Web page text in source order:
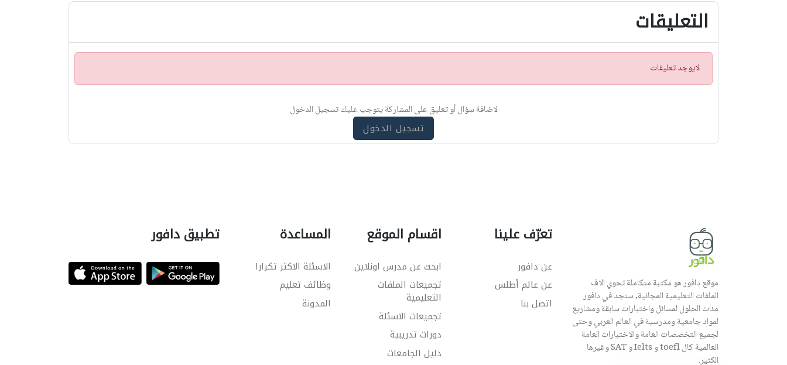
التعليقات
ت
ن
لايوجد تعليقات
لاضافة سؤال أو تعليق على المشاركة يتوجب عليك تسجيل الدخول
تسجيل الدخول
موقع دافور هو مكتبة متكاملة تحوي الاف
الملفات التعليمية المجانية, ستجد في دافور
مئات الحلول لمسائل واختبارات سابقة ومشاريع
لمواد جامعية ومدرسية في العالم العربي وحتى
لجميع التخصصات العامة والاختبارات العامة
العالمية كال toefl و Ielts و SAT وغيرها
الكثير.
تعرّف علينا
عن دافور
عن عالم أطلس
اتصل بنا
اقسام الموقع
ابحث عن مدرس اونلاين
تجميعات الملفات
التعليمية
تجميعات الاسئلة
دورات تدريبية
دليل الجامعات
المساعدة
الاسئلة الاكثر تكرارا
وظائف تعليم
المدونة
تطبيق دافور